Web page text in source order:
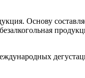
Основу